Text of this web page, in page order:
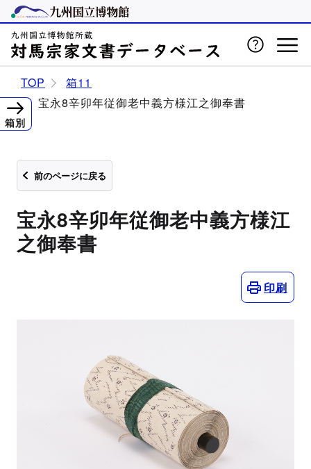
TOP
箱11
宝永8辛卯年従御老中義方様江之御奉書
前のページに戻る
宝永8辛卯年従御老中義方様江
之御奉書
印刷
箱別